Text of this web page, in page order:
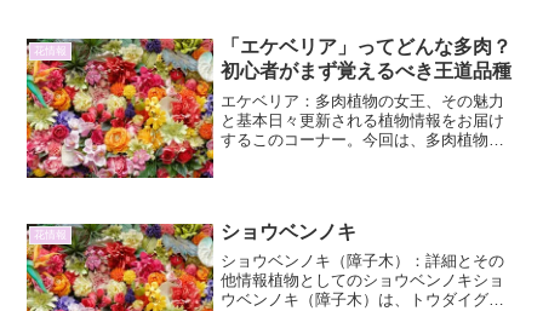
う？」と疑問に思うことはありません
か。観葉植物の寿命は、種類によ...
花情報
「エケベリア」ってどんな多肉？
初心者がまず覚えるべき王道品種
エケベリア：多肉植物の女王、その魅力
と基本日々更新される植物情報をお届け
するこのコーナー。今回は、多肉植物の
花情報 ショウベンノキ
ショウベンノキ（障子木）：詳細とその
他情報植物としてのショウベンノキショ
ウベンノキ（障子木）は、トウダイグサ